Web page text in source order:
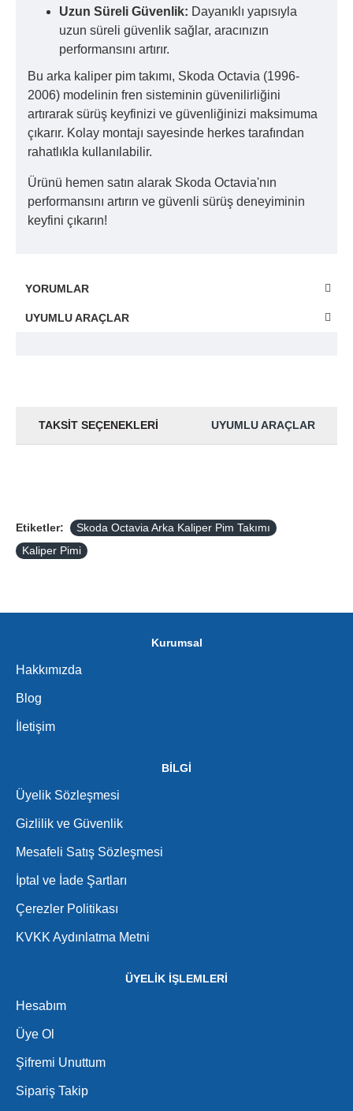
Uzun Süreli Güvenlik: Dayanıklı yapısıyla
uzun süreli güvenlik sağlar, aracınızın
performansını artırır.
Bu arka kaliper pim takımı, Skoda Octavia (1996-
2006) modelinin fren sisteminin güvenilirliğini
artırarak sürüş keyfinizi ve güvenliğinizi maksimuma
çıkarır. Kolay montajı sayesinde herkes tarafından
rahatlıkla kullanılabilir.
Ürünü hemen satın alarak Skoda Octavia'nın
performansını artırın ve güvenli sürüş deneyiminin
keyfini çıkarın!
YORUMLAR
UYUMLU ARAÇLAR
TAKSIT SEÇENEKLERI UYUMLU ARAÇLAR
Etiketler:
Skoda Octavia Arka Kaliper Pim Takımı
Kaliper Pimi
Kurumsal
Hakkımızda
Blog
İletişim
BİLGİ
Üyelik Sözleşmesi
Gizlilik ve Güvenlik
Mesafeli Satış Sözleşmesi
İptal ve İade Şartları
Çerezler Politikası
KVKK Aydınlatma Metni
ÜYELİK İŞLEMLERİ
Hesabım
Üye Ol
Şifremi Unuttum
Sipariş Takip